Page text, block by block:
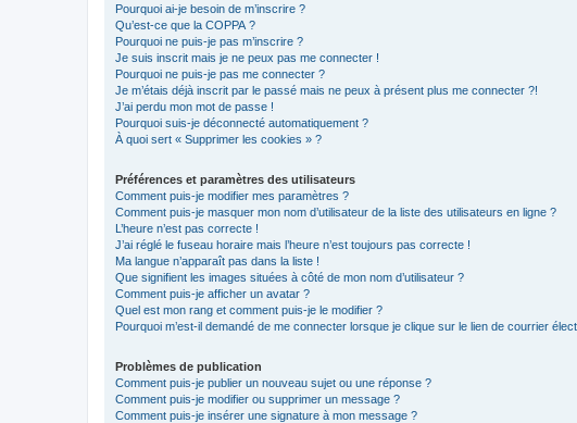
Pourquoi ai-je besoin de m’inscrire ?
Qu’est-ce que la COPPA ?
Pourquoi ne puis-je pas m’inscrire ?
Je suis inscrit mais je ne peux pas me connecter !
Pourquoi ne puis-je pas me connecter ?
Je m’étais déjà inscrit par le passé mais ne peux à présent plus me connecter ?!
J’ai perdu mon mot de passe !
Pourquoi suis-je déconnecté automatiquement ?
À quoi sert « Supprimer les cookies » ?
Préférences et paramètres des utilisateurs
Comment puis-je modifier mes paramètres ?
Comment puis-je masquer mon nom d’utilisateur de la liste des utilisateurs en ligne ?
L’heure n’est pas correcte !
J’ai réglé le fuseau horaire mais l’heure n’est toujours pas correcte !
Ma langue n’apparaît pas dans la liste !
Que signifient les images situées à côté de mon nom d’utilisateur ?
Comment puis-je afficher un avatar ?
Quel est mon rang et comment puis-je le modifier ?
Pourquoi m’est-il demandé de me connecter lorsque je clique sur le lien de courrier
Problèmes de publication
Comment puis-je publier un nouveau sujet ou une réponse ?
Comment puis-je modifier ou supprimer un message ?
Comment puis-je insérer une signature à mon message ?